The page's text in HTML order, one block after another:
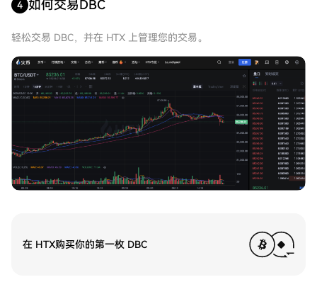
4 如何交易DBC
轻松交易 DBC，并在 HTX 上管理您的交易。
在 HTX购买你的第一枚 DBC